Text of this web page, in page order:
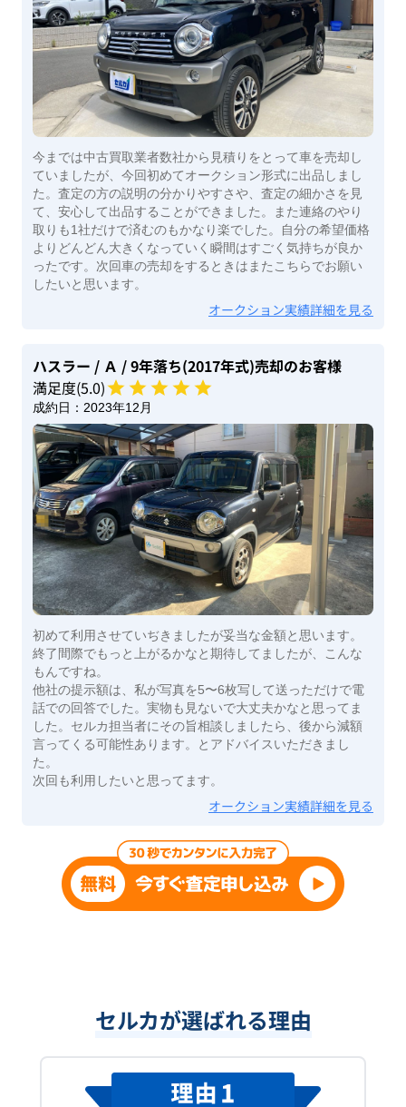
今までは中古買取業者数社から見積りをとって車を売却し
ていましたが、今回初めてオークション形式に出品しまし
た。査定の方の説明の分かりやすさや、査定の細かさを見
て、安心して出品することができました。また連絡のやり
取りも1社だけで済むのもかなり楽でした。自分の希望価格
よりどんどん大きくなっていく瞬間はすごく気持ちが良か
ったです。次回車の売却をするときはまたこちらでお願い
したいと思います。
オークション実績詳細を見る
ハスラー / Ａ / 9年落ち(2017年式)売却のお客様
満足度(5.0)
成約日： 2023年12月
初めて利用させていぢきましたが妥当な金額と思います。
終了間際でもっと上がるかなと期待してましたが、こんな
もんですね。
他社の提示額は、私が写真を5〜6枚写して送っただけで電
話での回答でした。実物も見ないで大丈夫かなと思ってま
した。セルカ担当者にその旨相談しましたら、後から減額
言ってくる可能性あります。とアドバイスいただきまし
た。
次回も利用したいと思ってます。
オークション実績詳細を見る
セルカが選ばれる理由